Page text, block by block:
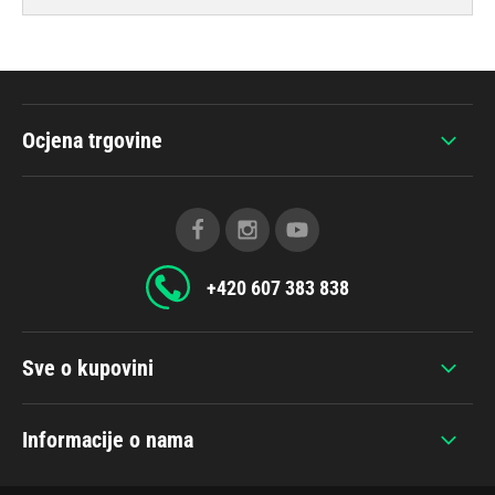
Sve o kupovini
Informacije o nama
Ocjena trgovine
+420 607 383 838